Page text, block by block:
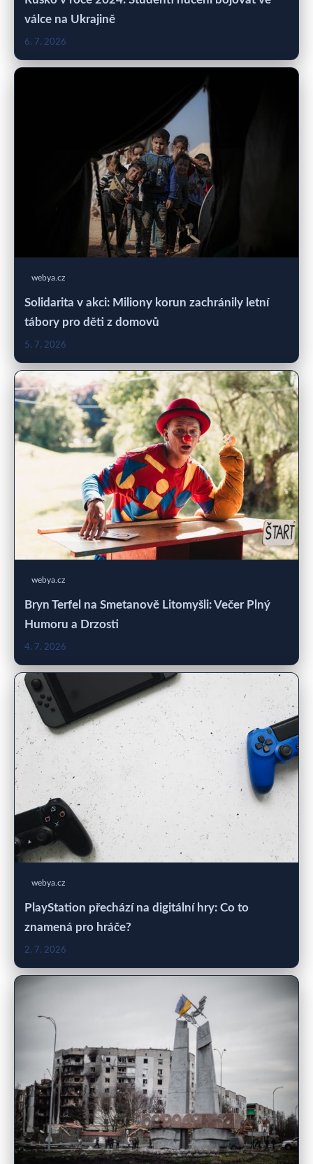
válce na Ukrajině
6. 7. 2026
webya.cz
Solidarita v akci: Miliony korun zachránily letní
tábory pro děti z domovů
5. 7. 2026
webya.cz
Bryn Terfel na Smetanově Litomyšli: Večer Plný
Humoru a Drzosti
4. 7. 2026
webya.cz
PlayStation přechází na digitální hry: Co to
znamená pro hráče?
2. 7. 2026